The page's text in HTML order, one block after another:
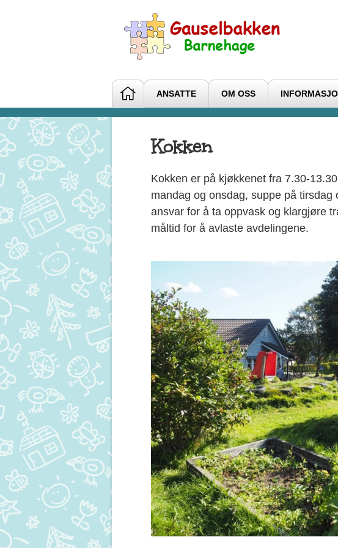
ANSATTE OM OSS
Kokken
Kokken er på kjøkkenet fra 7.30-
mandag og onsdag, suppe på
ansvar for å ta oppvask og klargjøre
måltid for å avlaste avdelingene.